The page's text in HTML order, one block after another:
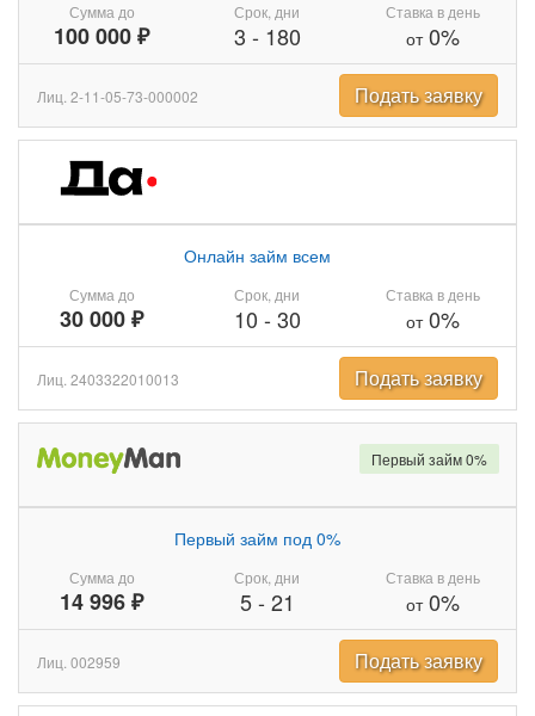
Сумма до
100 000 ₽
Срок, дни
3 - 180
Ставка в день
от0%
Лиц. 2-11-05-73-000002 Подать заявку
Сумма до
30 000 ₽
Онлайн займ всем
Срок, дни
10 - 30
Ставка в день
от0%
Лиц. 2403322010013 Подать заявку
Сумма до
14 996 ₽
Первый займ под 0%
Срок, дни
5- 21
Ставка в день
от0%
Первый займ 0%
Лиц. 002959 Подать заявку